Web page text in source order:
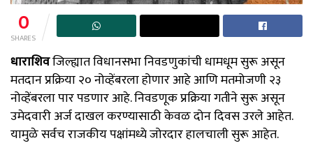
0
SHARES
धाराशिवजिल्ह्यात विधानसभा निवडणुकांची धामधूम सुरू असून
मतदान प्रक्रिया २० नोव्हेंबरला होणार आहे आणि मतमोजणी २३
नोव्हेंबरला पार पडणार आहे. निवडणूक प्रक्रिया गतीने सुरू असून
उमेदवारी अर्ज दाखल करण्यासाठी केवळ दोन दिवस उरले आहेत.
यामुळे सर्वच राजकीय पक्षांमध्ये जोरदार हालचाली सुरू आहेत.